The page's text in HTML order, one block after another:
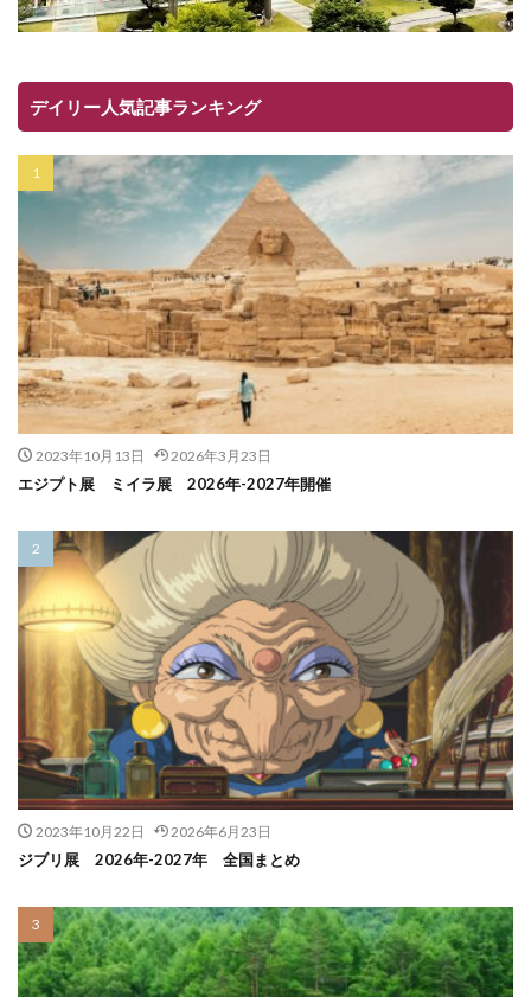
デイリー人気記事ランキング
2023年10月13日 2026年3月23日
エジプト展 ミイラ展 2026年-2027年開催
2023年10月22日 2026年6月23日
ジブリ展 2026年-2027年 全国まとめ